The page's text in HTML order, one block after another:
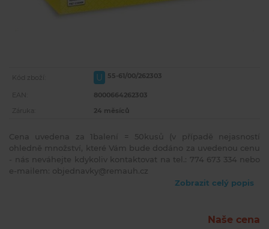
Kód zboží: U 55-61/00/262303
EAN:
8000664262303
Záruka:
24 měsíců
Cena uvedena za 1balení = 50kusů (v případě nejasností
ohledně množství, které Vám bude dodáno za uvedenou cenu
- nás neváhejte kdykoliv kontaktovat na tel.: 774 673 334 nebo
e-mailem: objednavky@remauh.cz
Zobrazit celý popis
Naše cena